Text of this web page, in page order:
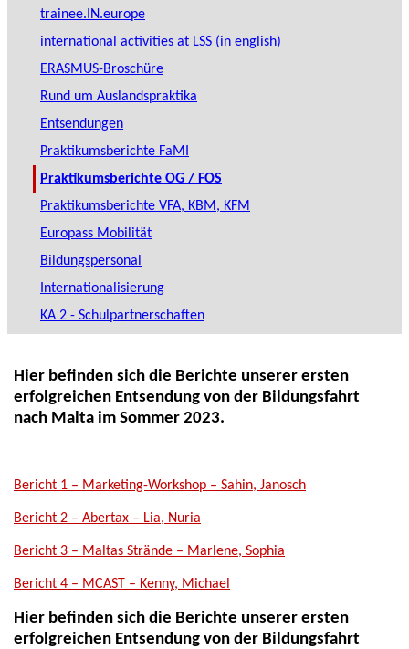
trainee.IN.europe
international activities at LSS (in english)
ERASMUS-Broschüre
Rund um Auslandspraktika
Entsendungen
Praktikumsberichte FaMI
Praktikumsberichte OG / FOS
Praktikumsberichte VFA, KBM, KFM
Europass Mobilität
Bildungspersonal
Internationalisierung
KA 2 - Schulpartnerschaften
Hier befinden sich die Berichte unserer ersten
erfolgreichen Entsendung von der Bildungsfahrt
nach Malta im Sommer 2023.
Bericht 1 – Marketing-Workshop – Sahin, Janosch
Bericht 2 – Abertax – Lia, Nuria
Bericht 3 – Maltas Strände – Marlene, Sophia
Bericht 4 – MCAST – Kenny, Michael
Hier befinden sich die Berichte unserer ersten
erfolgreichen Entsendung von der Bildungsfahrt